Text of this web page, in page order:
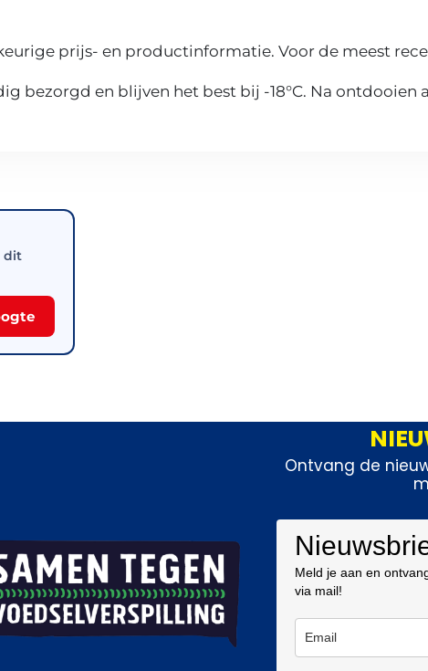
prijs- en productinformatie. Voor de meest
bezorgd en blijven het best bij -18°C. Na ontdooien
dit
Ontvang de
Meld je aan en
via mail!